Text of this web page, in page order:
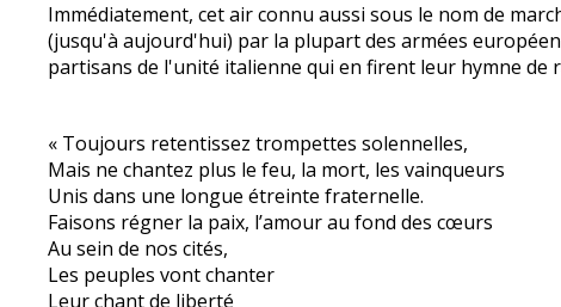
Immédiatement, cet air connu aussi sous le nom de
(jusqu'à aujourd'hui) par la plupart des armées
partisans de l'unité italienne qui en firent leur hymne de
« Toujours retentissez trompettes solennelles,
Mais ne chantez plus le feu, la mort, les vainqueurs
Unis dans une longue étreinte fraternelle.
Faisons régner la paix, l’amour au fond des cœurs
Au sein de nos cités,
Les peuples vont chanter
Leur chant de liberté